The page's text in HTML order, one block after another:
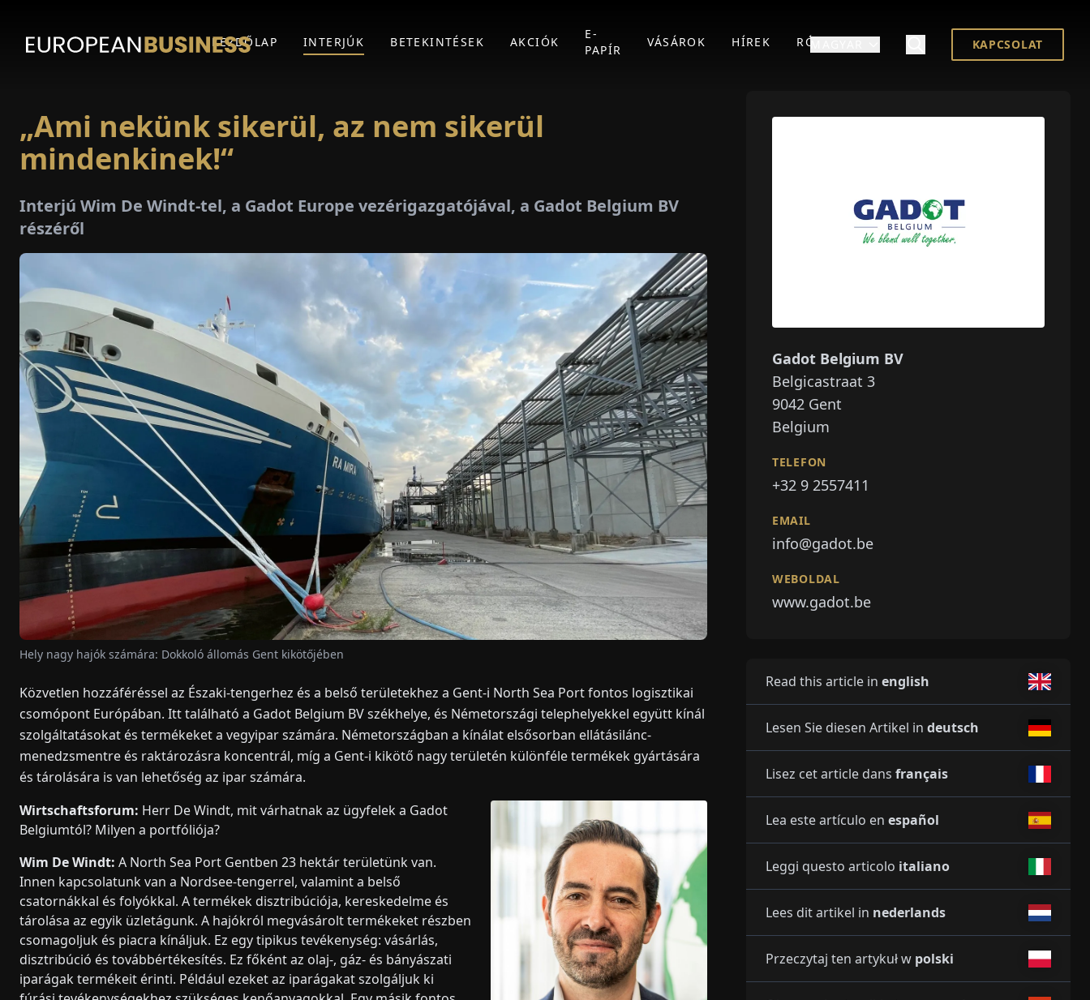
KEZDŐLAP INTERJÚK BETEKINTÉSEK AKCIÓK
E-
PAPÍR
VÁSÁROK HÍREK RÓLUNK KAPCSOLAT
„Ami nekünk sikerül, az nem sikerül
mindenkinek!“
Interjú Wim De Windt-tel, a Gadot Europe vezérigazgatójával, a Gadot Belgium BV
részéről
Hely nagy hajók számára: Dokkoló állomás Gent kikötőjében
Közvetlen hozzáféréssel az Északi-tengerhez és a belső területekhez a Gent-i North Sea Port fontos logisztikai
csomópont Európában. Itt található a Gadot Belgium BV székhelye, és Németországi telephelyekkel együtt kínál
szolgáltatásokat és termékeket a vegyipar számára. Németországban a kínálat elsősorban ellátásilánc-
menedzsmentre és raktározásra koncentrál, míg a Gent-i kikötő nagy területén különféle termékek gyártására
és tárolására is van lehetőség az ipar számára.
Wirtschaftsforum: Herr De Windt, mit várhatnak az ügyfelek a Gadot
Belgiumtól? Milyen a portfóliója?
Wim De Windt: A North Sea Port Gentben 23 hektár területünk van.
Innen kapcsolatunk van a Nordsee-tengerrel, valamint a belső
csatornákkal és folyókkal. A termékek disztribúciója, kereskedelme és
tárolása az egyik üzletágunk. A hajókról megvásárolt termékeket részben
csomagoljuk és piacra kínáljuk. Ez egy tipikus tevékenység: vásárlás,
disztribúció és továbbértékesítés. Ez főként az olaj-, gáz- és bányászati
iparágak termékeit érinti. Például ezeket az iparágakat szolgáljuk ki
Gadot Belgium BV
Belgicastraat 3
9042 Gent
Belgium
TELEFON
+32 9 2557411
EMAIL
info@gadot.be
WEBOLDAL
www.gadot.be
Read this article in english
Lesen Sie diesen Artikel in deutsch
Lisez cet article dans français
Lea este artículo en español
Leggi questo articolo italiano
Lees dit artikel in nederlands
Przeczytaj ten artykuł w polski